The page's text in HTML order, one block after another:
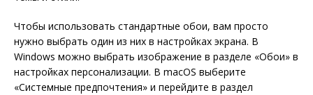
Чтобы использовать стандартные обои, вам просто
нужно выбрать один из них в настройках экрана. В
Windows можно выбрать изображение в разделе «Обои» в
настройках персонализации. В macOS выберите
«Системные предпочтения» и перейдите в раздел